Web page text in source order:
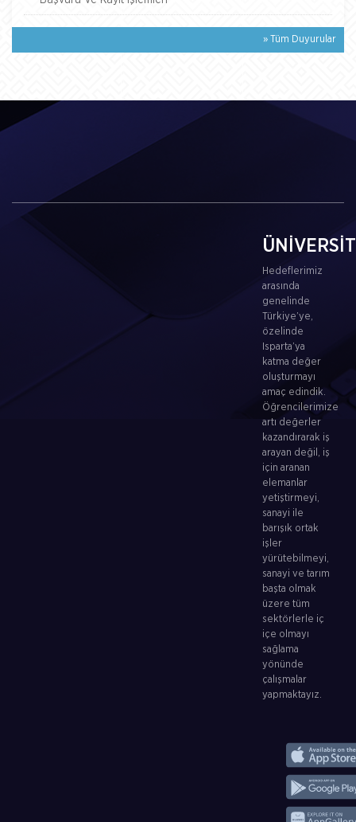
» Tüm Duyurular
Hedeflerimiz
arasında
genelinde
Türkiye’ye,
özelinde
Isparta’ya
katma değer
oluşturmayı
amaç edindik.
Öğrencilerimize
artı değerler
kazandırarak iş
arayan değil, iş
için aranan
elemanlar
yetiştirmeyi,
sanayi ile
barışık ortak
işler
yürütebilmeyi,
sanayi ve tarım
başta olmak
üzere tüm
sektörlerle iç
içe olmayı
sağlama
yönünde
çalışmalar
yapmaktayız.